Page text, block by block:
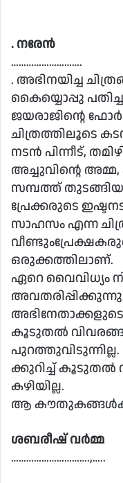
. നരേൻ
……………………….
. അഭിനയിച്ച
കൈയ്യൊപ്പു
ജയരാജിൻ്റെ ഫോർ
ചിത്രത്തിലൂടെ
നടൻ പിന്നീട്,
അച്ചുവിൻ്റെ അമ്മ,
സമ്പത്ത് തുടങ്ങിയ
പ്രേക്കരുടെ
സാഹസം എന്ന
ഒരുക്കത്തിലാണ്.
ഏറെ വൈവിധ്യം
അഭിനേതാക്കളുടെ
കൂടുതൽ
ക്കുറിച്ച് കൂടുതൽ
കഴിയില്ല.
ആ
ശബരീഷ് വർമ്മ
………………………….,…..